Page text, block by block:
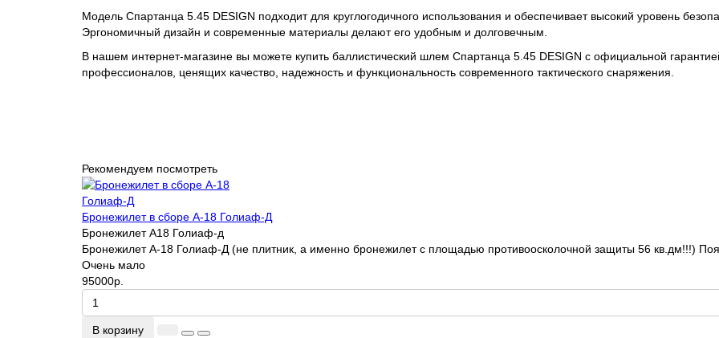
Модель Спартанца 5.45 DESIGN подходит для круглогодичного использования и обеспечивает высокий уровень
Эргономичный дизайн и современные материалы делают его удобным и долговечным.
В нашем интернет-магазине вы можете купить баллистический шлем Спартанца 5.45 DESIGN с официальной
профессионалов, ценящих качество, надежность и функциональность современного тактического снаряжения.
Рекомендуем посмотреть
Бронежилет в сборе А-18 Голиаф-Д
Бронежилет А18 Голиаф-д
Бронежилет А-18 Голиаф-Д (не плитник, а именно бронежилет с площадью противоосколочной защиты 56 кв.дм!!!)
Очень мало
95000р.
В корзину